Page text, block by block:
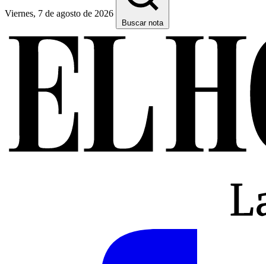
Viernes, 7 de agosto de 2026
Buscar nota